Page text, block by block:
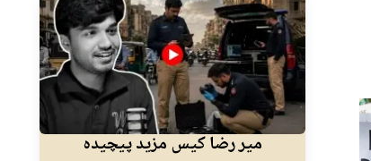
میر رضا کیس مزید پیچیدہ